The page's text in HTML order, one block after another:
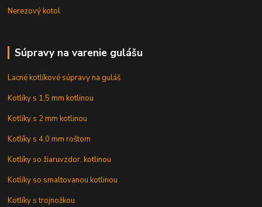
Nerezový kotol
Súpravy na varenie gulášu
Lacné kotlíkové súpravy na guláš
Kotlíky s 1,5 mm kotlinou
Kotlíky s 2 mm kotlinou
Kotlíky s 4,0 mm roštom
Kotlíky so žiaruvzdor. kotlinou
Kotlíky so smaltovanou kotlinou
Kotlíky s trojnožkou